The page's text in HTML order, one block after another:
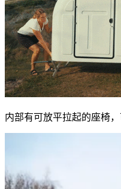
内部有可放平拉起的座椅，